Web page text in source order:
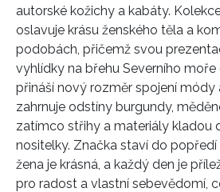
autorské kožichy a kabáty.
oslavuje krásu ženského těla a
podobách, přičemž svou
vyhlídky na břehu Severního moře
přináší nový rozměr spojení módy
zahrnuje odstíny burgundy,
zatímco střihy a materiály kladou
nositelky. Značka staví do popředí
žena je krásná, a každý den je
pro radost a vlastní sebevědomí,